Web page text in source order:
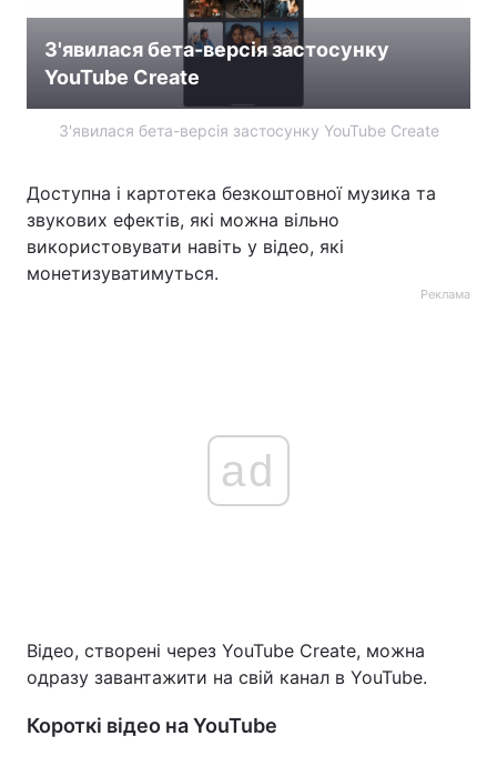
З'явилася бета-версія застосунку
YouTube Create
З'явилася бета-версія застосунку YouTube Create
Доступна і картотека безкоштовної музика та
звукових ефектів, які можна вільно
використовувати навіть у відео, які
монетизуватимуться.
Реклама
ad
Відео, створені через YouTube Create, можна
одразу завантажити на свій канал в YouTube.
Короткі відео на YouTube